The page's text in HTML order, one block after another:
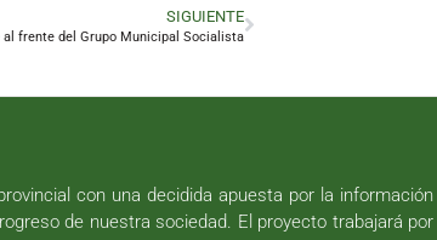
SIGUIENTE
al frente del Grupo Municipal Socialista
con una decidida apuesta por la información
de nuestra sociedad. El proyecto trabajará por